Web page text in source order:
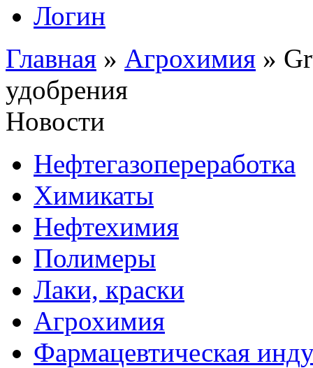
Логин
Главная » Агрохимия »
удобрения
Новости
Нефтегазопереработка
Химикаты
Нефтехимия
Полимеры
Лаки, краски
Агрохимия
Фармацевтическая